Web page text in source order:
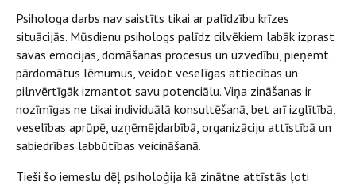
Psihologa darbs nav saistīts tikai ar palīdzību krīzes
situācijās. Mūsdienu psihologs palīdz cilvēkiem labāk izprast
savas emocijas, domāšanas procesus un uzvedību, pieņemt
pārdomātus lēmumus, veidot veselīgas attiecības un
pilnvērtīgāk izmantot savu potenciālu. Viņa zināšanas ir
nozīmīgas ne tikai individuālā konsultēšanā, bet arī izglītībā,
veselības aprūpē, uzņēmējdarbībā, organizāciju attīstībā un
sabiedrības labbūtības veicināšanā.
Tieši šo iemeslu dēļ psiholoģija kā zinātne attīstās ļoti